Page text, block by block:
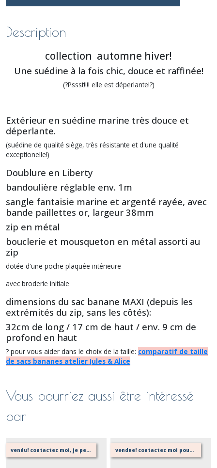
Description
collection automne hiver!
Une suédine à la fois chic, douce et raffinée!
(?Pssst!!!! elle est déperlante!?)
Extérieur en suédine marine très douce et
déperlante.
(suédine de qualité siège, très résistante et d'une qualité
exceptionelle!)
Doublure en Liberty
bandoulière réglable env. 1m
sangle fantaisie marine et argenté rayée, avec
bande paillettes or, largeur 38mm
zip en métal
bouclerie et mousqueton en métal assorti au
zip
dotée d'une poche plaquée intérieure
avec broderie initiale
dimensions du sac banane MAXI (depuis les
extrémités du zip, sans les côtés):
32cm de long / 17 cm de haut / env. 9 cm de
profond en haut
? pour vous aider dans le choix de la taille: comparatif de taille
de sacs bananes atelier Jules & Alice
Vous pourriez aussi être intéressé
par
vendu! contactez moi, je peux le refaire à l'identique! (avec un délai) vendue! contactez moi pour en réaliser une autre!